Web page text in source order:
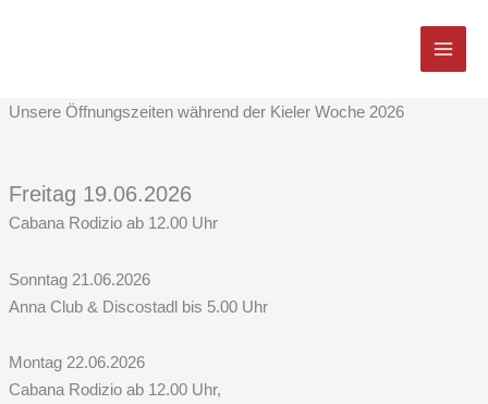
Unsere Öffnungszeiten während der Kieler Woche 2026
Freitag 19.06.2026
Cabana Rodizio ab 12.00 Uhr
Sonntag 21.06.2026
Anna Club & Discostadl bis 5.00 Uhr
Montag 22.06.2026
Cabana Rodizio ab 12.00 Uhr,